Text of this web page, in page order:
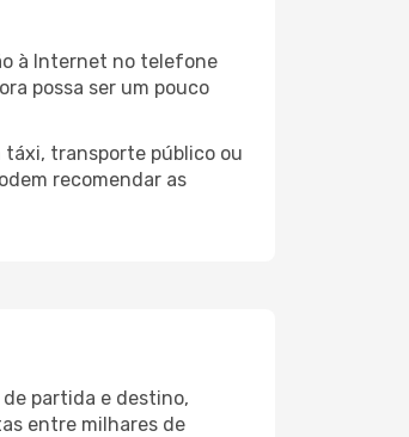
à Internet no telefone
possa ser um pouco
táxi, transporte público ou
recomendar as
de partida e destino,
entre milhares de